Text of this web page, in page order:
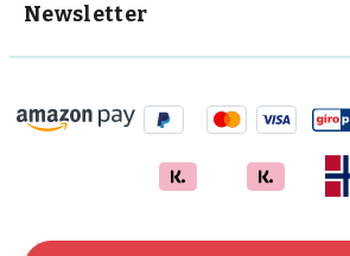
Newsletter